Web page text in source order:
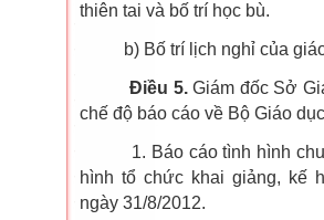
thiên tai và bố trí học bù.
b) Bố trí lịch nghỉ của giáo
Điều 5.Giám đốc Sở
chế độ báo cáo về Bộ Giáo
1. Báo cáo tình hình
hình tổ chức khai giảng, kế
ngày 31/8/2012.